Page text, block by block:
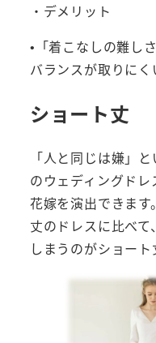
・デメリット
•「着こなしの難し
バランスが取りにく
ショート丈
「人と同じは嫌」
のウェディングド
花嫁を演出できま
丈のドレスに比べ
しまうのがショート